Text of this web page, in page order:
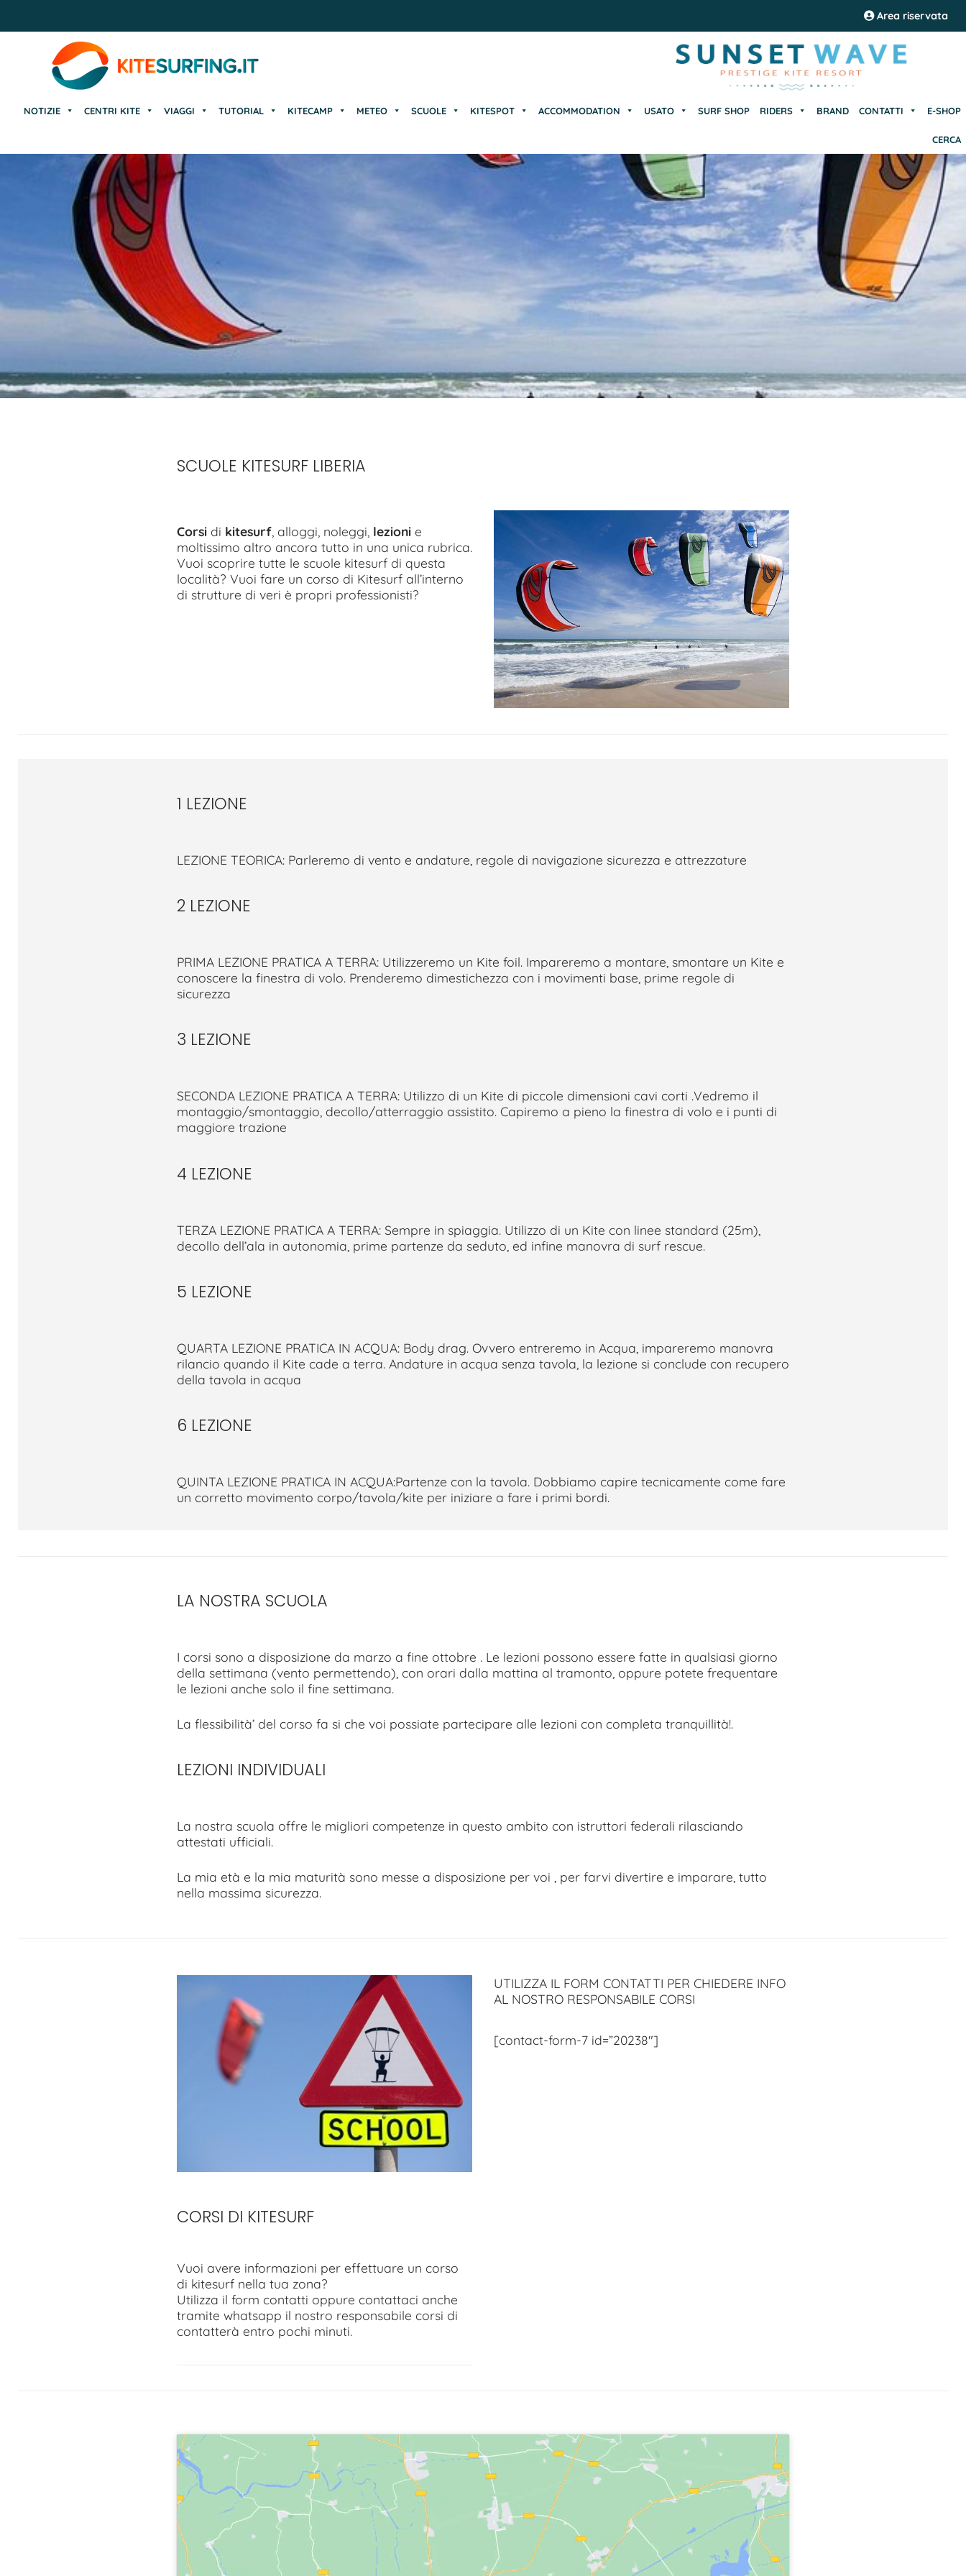
Area riservata
NOTIZIE CENTRI KITE VIAGGI TUTORIAL KITECAMP METEO SCUOLE KITESPOT ACCOMMODATION USATO SURF SHOP RIDERS BRAND CONTATTI E-SHOP
CERCA
SCUOLE KITESURF LIBERIA
Corsidi kitesurf, alloggi, noleggi, lezionie
moltissimo altro ancora tutto in una unica rubrica.
Vuoi scoprire tutte le scuole kitesurf di questa
località? Vuoi fare un corso di Kitesurf all’interno
di strutture di veri è propri professionisti?
1 LEZIONE
LEZIONE TEORICA: Parleremo di vento e andature, regole di navigazione sicurezza e attrezzature
2 LEZIONE
PRIMA LEZIONE PRATICA A TERRA: Utilizzeremo un Kite foil. Impareremo a montare, smontare un Kite e
conoscere la finestra di volo. Prenderemo dimestichezza con i movimenti base, prime regole di
sicurezza
3 LEZIONE
SECONDA LEZIONE PRATICA A TERRA: Utilizzo di un Kite di piccole dimensioni cavi corti .Vedremo il
montaggio/smontaggio, decollo/atterraggio assistito. Capiremo a pieno la finestra di volo e i punti di
maggiore trazione
4 LEZIONE
TERZA LEZIONE PRATICA A TERRA: Sempre in spiaggia. Utilizzo di un Kite con linee standard (25m),
decollo dell’ala in autonomia, prime partenze da seduto, ed infine manovra di surf rescue.
5 LEZIONE
QUARTA LEZIONE PRATICA IN ACQUA: Body drag. Ovvero entreremo in Acqua, impareremo manovra
rilancio quando il Kite cade a terra. Andature in acqua senza tavola, la lezione si conclude con recupero
della tavola in acqua
6 LEZIONE
QUINTA LEZIONE PRATICA IN ACQUA:Partenze con la tavola. Dobbiamo capire tecnicamente come fare
un corretto movimento corpo/tavola/kite per iniziare a fare i primi bordi.
LA NOSTRA SCUOLA
I corsi sono a disposizione da marzo a fine ottobre . Le lezioni possono essere fatte in qualsiasi giorno
della settimana (vento permettendo), con orari dalla mattina al tramonto, oppure potete frequentare
le lezioni anche solo il fine settimana.
La flessibilità’ del corso fa si che voi possiate partecipare alle lezioni con completa tranquillità!.
LEZIONI INDIVIDUALI
La nostra scuola offre le migliori competenze in questo ambito con istruttori federali rilasciando
attestati ufficiali.
La mia età e la mia maturità sono messe a disposizione per voi , per farvi divertire e imparare, tutto
nella massima sicurezza.
CORSI DI KITESURF
Vuoi avere informazioni per effettuare un corso
di kitesurf nella tua zona?
Utilizza il form contatti oppure contattaci anche
tramite whatsapp il nostro responsabile corsi di
contatterà entro pochi minuti.
UTILIZZA IL FORM CONTATTI PER CHIEDERE INFO
AL NOSTRO RESPONSABILE CORSI
[contact-form-7 id=”20238″]